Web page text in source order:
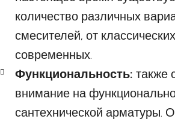
количество различных
смесителей, от
современных.
Функциональность: также
внимание на
сантехнической арматуры.